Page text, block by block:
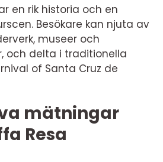
en rik historia och en
Besökare kan njuta av
museer och
och delta i traditionella
of Santa Cruz de
mätningar
Resa